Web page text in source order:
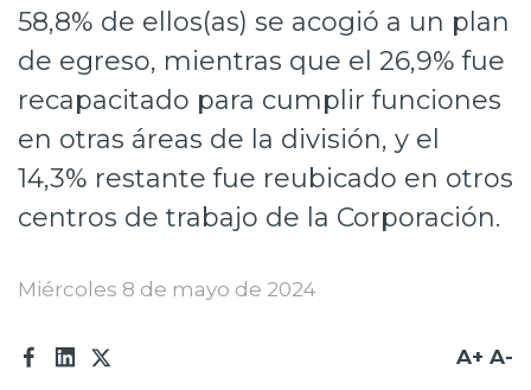
Transparencia activa
Canales de denuncia
Proveedores
Acceso trabajadores/as
58,8% de ellos(as) se acogió a un plan
de egreso, mientras que el 26,9% fue
recapacitado para cumplir funciones
en otras áreas de la división, y el
14,3% restante fue reubicado en otros
centros de trabajo de la Corporación.
Miércoles 8 de mayo de 2024
A+ A-